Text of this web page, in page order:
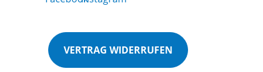
VERTRAG WIDERRUFEN